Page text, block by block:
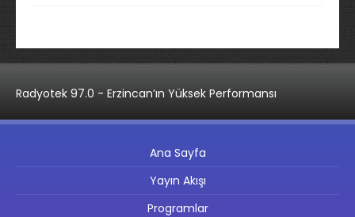
Radyotek 97.0 - Erzincan’ın Yüksek Performansı
Ana Sayfa
Yayın Akışı
Programlar